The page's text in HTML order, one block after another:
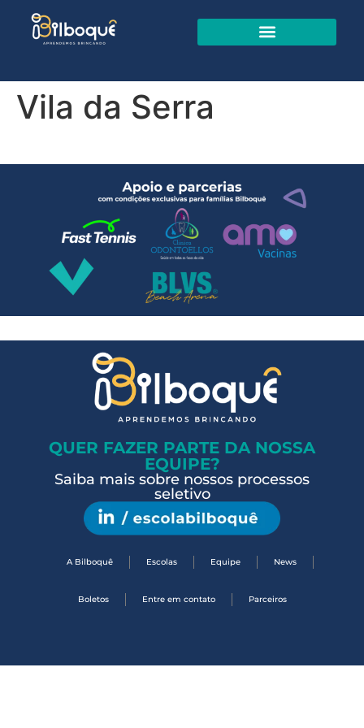
Vila da Serra
QUER FAZER PARTE DA NOSSA
EQUIPE?
Saiba mais sobre nossos processos
seletivo
A Bilboquê Escolas Equipe News
Boletos Entre em contato Parceiros